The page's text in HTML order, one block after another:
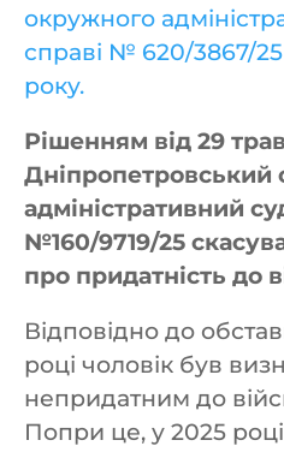
окружного
справі № 620/3867/
року.
Рішенням від 29
адміністративний
№160/9719/25
про придатність до
Відповідно до
році чоловік був
непридатним до
Попри це, у 2025